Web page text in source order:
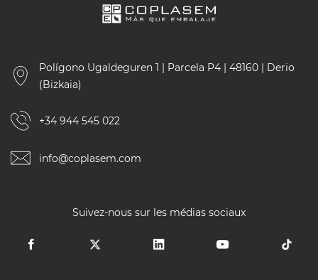
Polígono Ugaldeguren 1 | Parcela P4 | 48160 | Derio
(Bizkaia)
+34 944 545 022
info@coplasem.com
Suivez-nous sur les médias sociaux